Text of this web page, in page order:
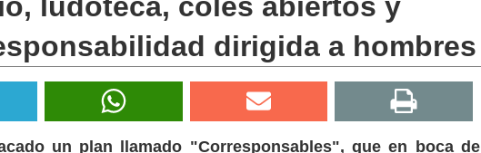
dirigida a hombres
un plan llamado "Corresponsables", que en boca del